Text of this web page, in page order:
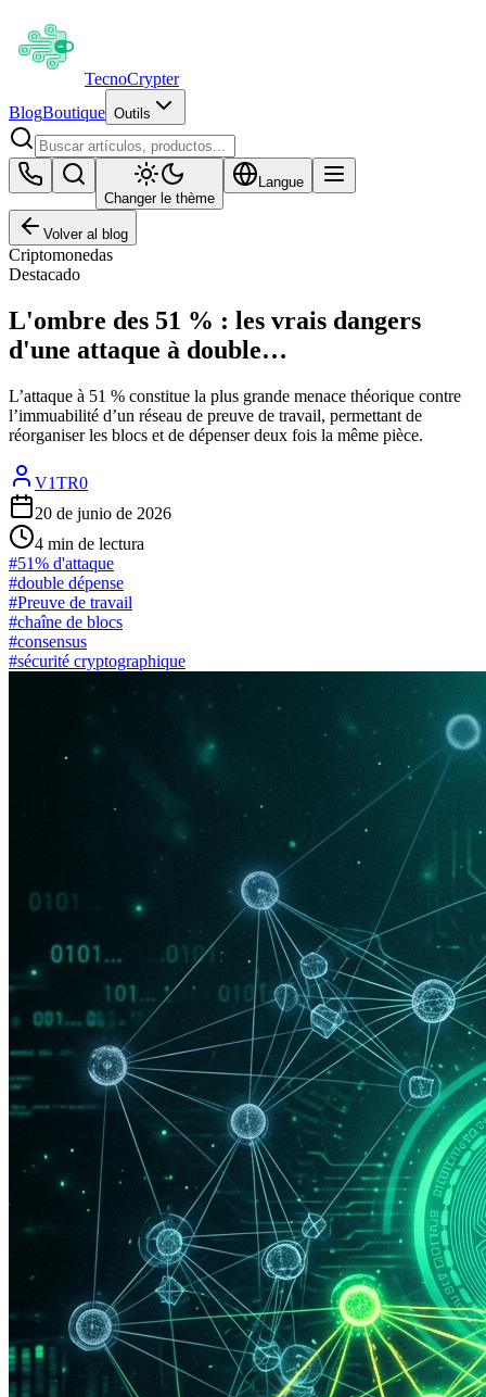
TecnoCrypter
BlogBoutique Outils
Changer le thème
Langue
Volver al blog
Criptomonedas
Destacado
L'ombre des 51 % : les vrais dangers
d'une attaque à double…
L’attaque à 51 % constitue la plus grande menace théorique contre
l’immuabilité d’un réseau de preuve de travail, permettant de
réorganiser les blocs et de dépenser deux fois la même pièce.
V1TR0
20 de junio de 2026
4 min de lectura
#51% d'attaque
#double dépense
#Preuve de travail
#chaîne de blocs
#consensus
#sécurité cryptographique